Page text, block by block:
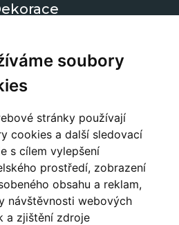
soubory
stránky používají
cookies a další sledovací
s cílem vylepšení
prostředí, zobrazení
obsahu a reklam,
návštěvnosti webových
a zjištění zdroje
zabývající se dovozem a
designového i stylového nábytku
a dekorací.